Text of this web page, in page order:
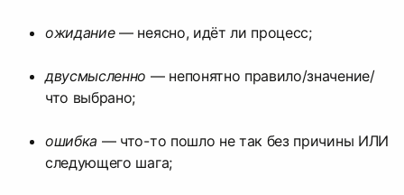
ожидание— неясно, идёт ли процесс;
двусмысленно — непонятно правило/значение/
что выбрано;
ошибка — что-то пошло не так без причины ИЛИ
следующего шага;